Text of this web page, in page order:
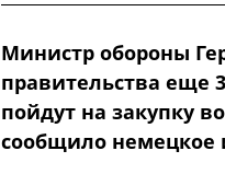
Министр обороны
правительства еще
пойдут на закупку
сообщило немецкое